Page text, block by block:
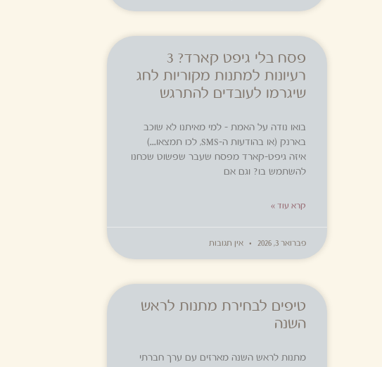
פסח בלי גיפט קארד? 3
רעיונות למתנות מקוריות לחג
שיגרמו לעובדים להתרגש
בואו נודה על האמת – למי מאיתנו לא שוכב
בארנק (או בהודעות ה-SMS, לכו תמצאו…)
איזה גיפט-קארד מפסח שעבר שפשוט שכחנו
להשתמש בו? וגם אם
קרא עוד »
פברואר 3, 2026 אין תגובות
טיפים לבחירת מתנות לראש
השנה
מתנות לראש השנה מארזים עם ערך חברתי